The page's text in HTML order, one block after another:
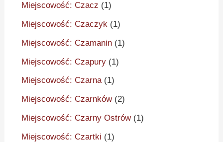
Miejscowość: Czacz (1)
Miejscowość: Czaczyk (1)
Miejscowość: Czamanin (1)
Miejscowość: Czapury (1)
Miejscowość: Czarna(1)
Miejscowość: Czarnków(2)
Miejscowość: Czarny Ostrów(1)
Miejscowość: Czartki (1)